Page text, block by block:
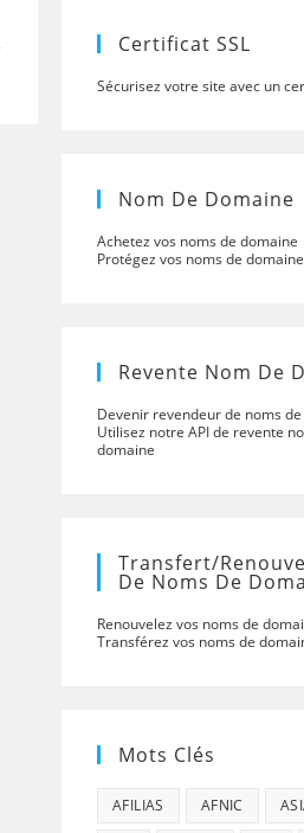
Certificat SSL
Sécurisez votre site avec un
Nom De Domaine
Achetez vos noms de domaine
Protégez vos noms de domaine
Revente Nom De
Devenir revendeur de noms
Utilisez notre API de revente
domaine
Transfert/
De Noms De
Renouvelez vos noms de
Transférez vos noms de
Mots Clés
AFILIAS AFNIC